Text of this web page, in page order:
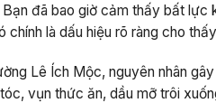
đã bao giờ cảm thấy bất lực
chính là dấu hiệu rõ ràng cho
Lê Ích Mộc, nguyên nhân
vụn thức ăn, dầu mỡ trôi